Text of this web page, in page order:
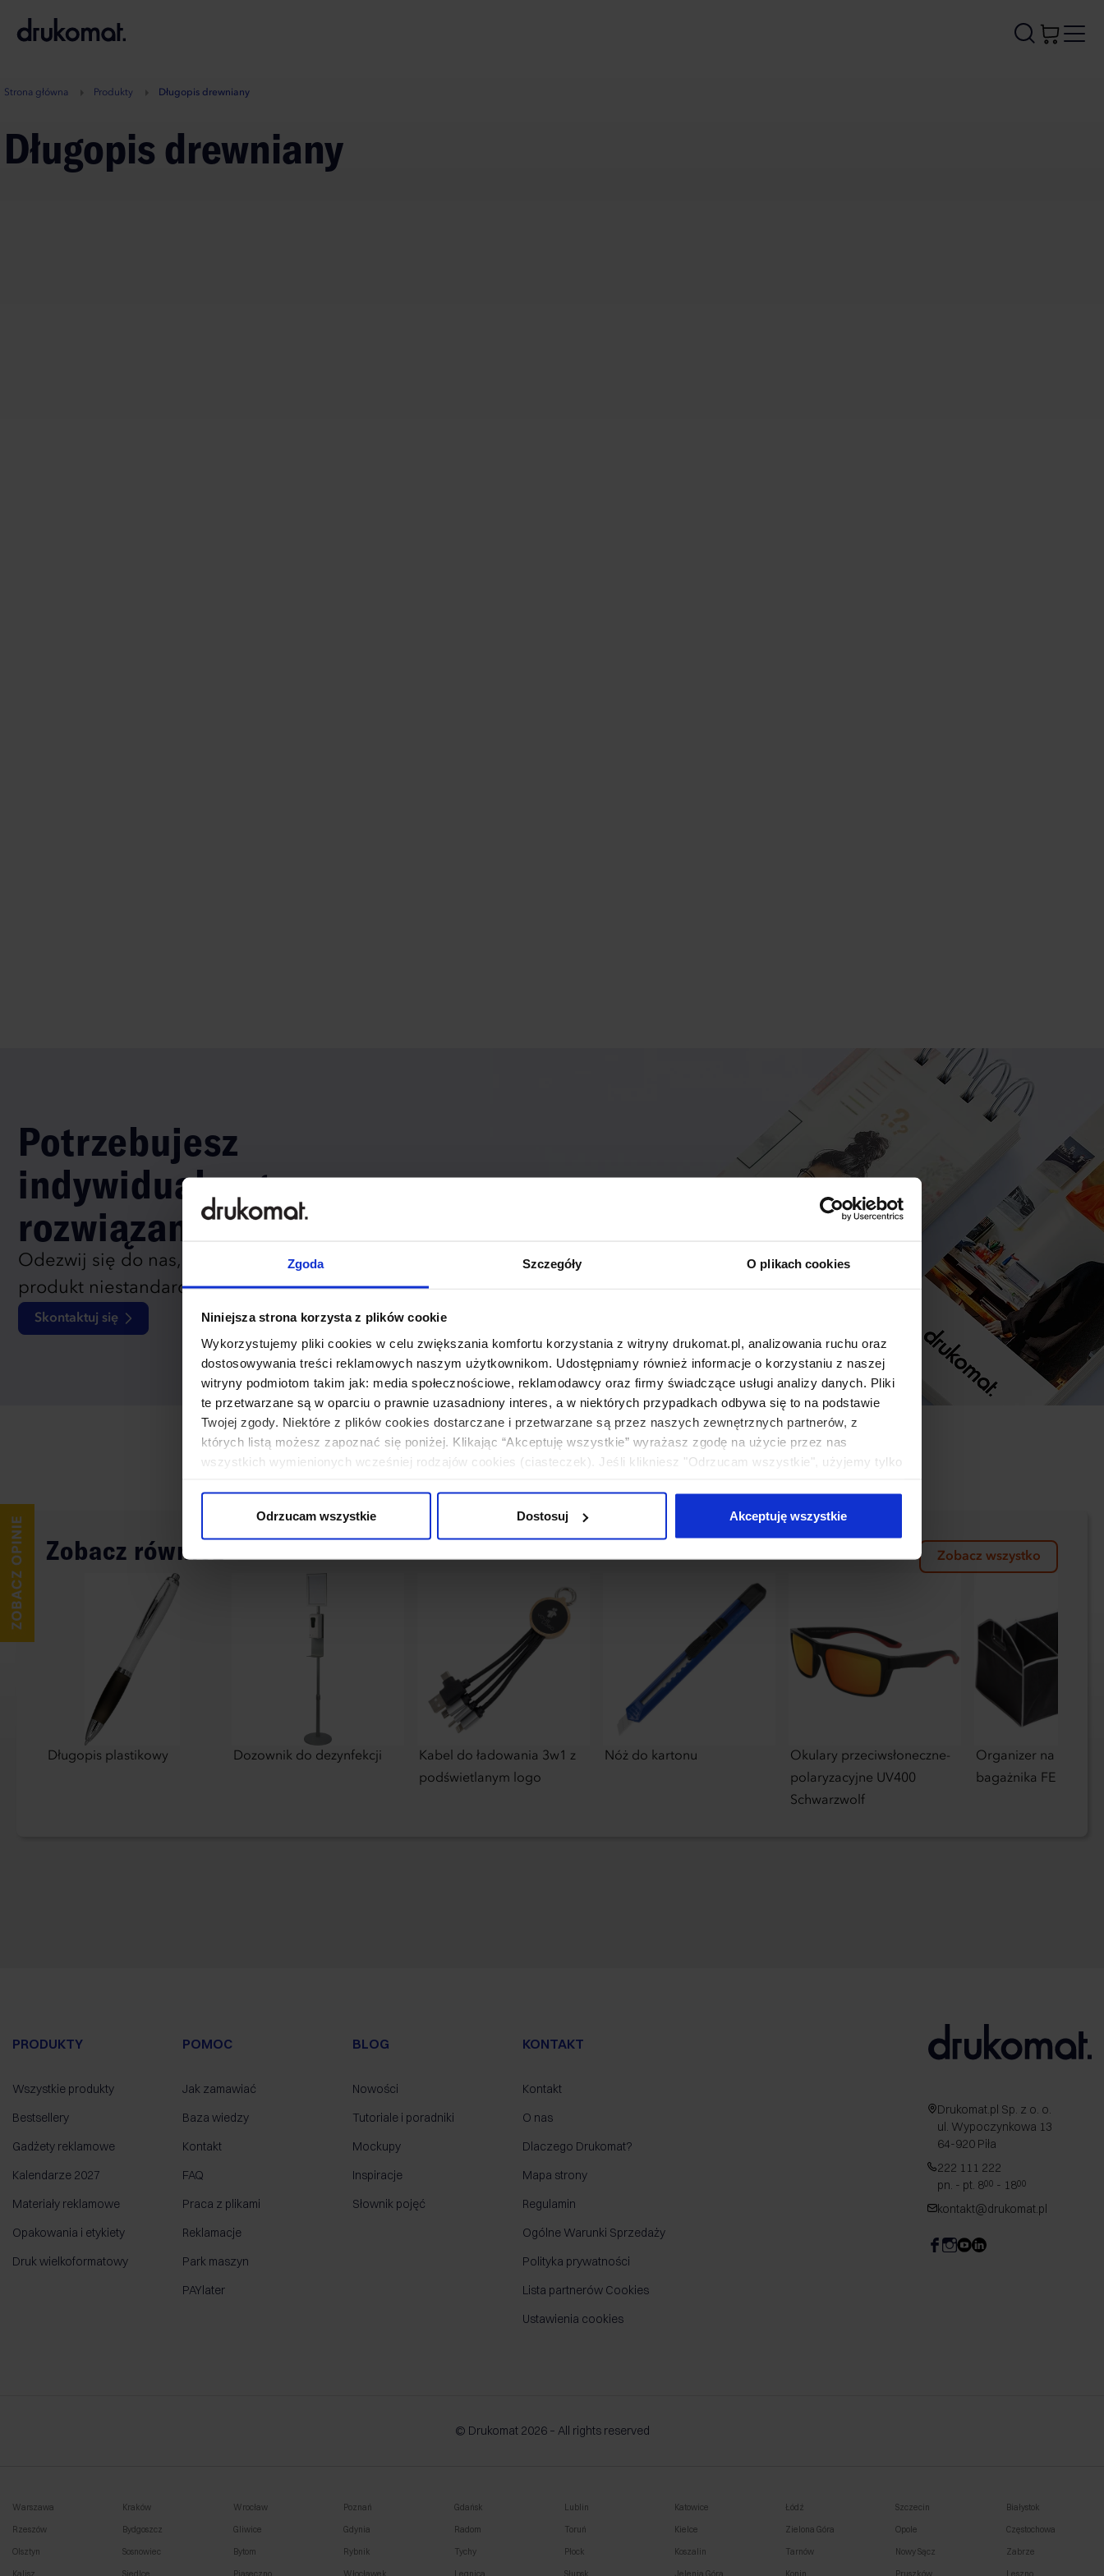
Zgoda Szczegóły O plikach cookies
Niniejsza strona korzysta z plików cookie
Wykorzystujemy pliki cookies w celu zwiększania komfortu korzystania z witryny drukomat.pl, analizowania ruchu oraz
dostosowywania treści reklamowych naszym użytkownikom. Udostępniamy również informacje o korzystaniu z naszej
witryny podmiotom takim jak: media społecznościowe, reklamodawcy oraz firmy świadczące usługi analizy danych. Pliki
te przetwarzane są w oparciu o prawnie uzasadniony interes, a w niektórych przypadkach odbywa się to na podstawie
Twojej zgody. Niektóre z plików cookies dostarczane i przetwarzane są przez naszych zewnętrznych partnerów, z
których listą możesz zapoznać się poniżej. Klikając “Akceptuję wszystkie” wyrażasz zgodę na użycie przez nas
wszystkich wymienionych wcześniej rodzajów cookies (ciasteczek). Jeśli klikniesz "Odrzucam wszystkie", użyjemy tylko
Odrzucam wszystkie
Dostosuj Akceptuję wszystkie
A
Strona główna Produkty Długopis drewniany
Długopis drewniany
Potrzebujesz
indywidualnego
rozwiązania?
Odezwij się do nas, aby omówić
produkt niestandardowy.
Skontaktuj się
Zobacz również Zobacz wszystko
Długopis plastikowy Dozownik do dezynfekcji
Kabel do ładowania 3w1 z
podświetlanym logo
Nóż do kartonu
Okulary przeciwsłoneczne-
polaryzacyjne UV400
Schwarzwolf
Organizer na zakupy
bagażnika FE
PRODUKTY
Wszystkie produkty
Bestsellery
Gadżety reklamowe
Kalendarze 2027
Materiały reklamowe
Opakowania i etykiety
Druk wielkoformatowy
POMOC
Jak zamawiać
Baza wiedzy
Kontakt
FAQ
Praca z plikami
Reklamacje
Park maszyn
PAYlater
BLOG
Nowości
Tutoriale i poradniki
Mockupy
Inspiracje
Słownik pojęć
KONTAKT
Kontakt
O nas
Dlaczego Drukomat?
Mapa strony
Regulamin
Ogólne Warunki Sprzedaży
Polityka prywatności
Lista partnerów Cookies
Ustawienia cookies
Drukomat.pl Sp. z o. o.
ul. Wypoczynkowa 13
64-920 Piła
222 111 222
pn. - pt. 800 - 1800
kontakt@drukomat.pl
© Drukomat 2026 – All rights reserved
Warszawa Kraków Wrocław Poznań Gdańsk Lublin Katowice Łódź Szczecin Białystok
Rzeszów Bydgoszcz Gliwice Gdynia Radom Toruń Kielce Zielona Góra Opole Częstochowa
Olsztyn Sosnowiec Bytom Rybnik Tychy Płock Koszalin Tarnów Nowy Sącz Zabrze